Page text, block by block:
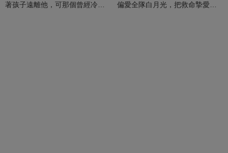
著孩子遠離他，可那個曾經冷漠
偏愛全隊白月光，把救命摯愛當